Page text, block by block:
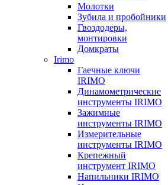
Молотки
Зубила и пробойники
Гвоздодеры,
монтировки
Домкраты
Irimo
Гаечные ключи
IRIMO
Динамометрические
инструменты IRIMO
Зажимные
инструменты IRIMO
Измерительные
инструменты IRIMO
Крепежный
инструмент IRIMO
Напильники IRIMO